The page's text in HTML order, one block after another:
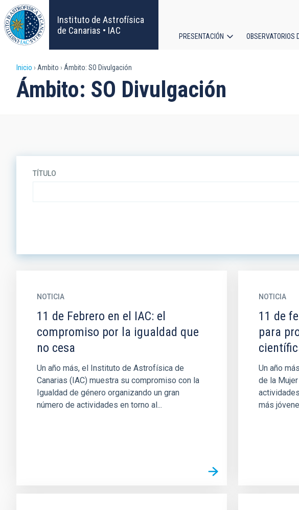
Pasar
al
contenido
principal
Instituto de Astrofísica
de Canarias • IAC
principal
PRESENTACIÓN OBSERVATORIOS
Sobrescribir
enlaces
Inicio Ambito Ámbito: SO Divulgación
Ámbito: SO Divulgación
TÍTULO
NOTICIA
11 de Febrero en el IAC: el
compromiso por la igualdad que
no cesa
Un año más, el Instituto de Astrofísica de
Canarias (IAC) muestra su compromiso con la
Igualdad de género organizando un gran
número de actividades en torno al...
NOTICIA
11 de
para
Un año
de la
más